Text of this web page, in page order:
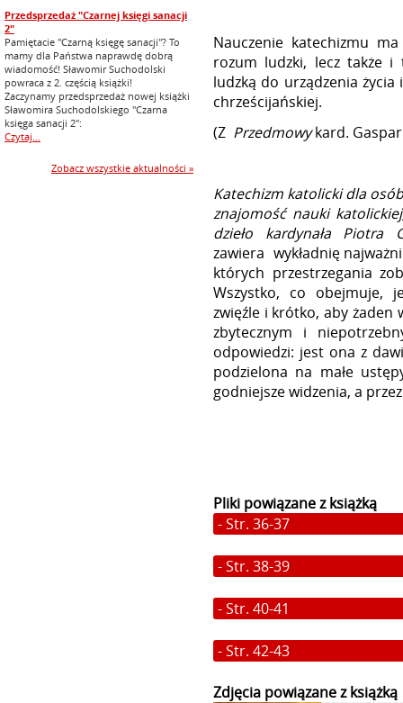
Przedsprzedaż "Czarnej księgi sanacji
2"
Pamiętacie "Czarną księgę sanacji"? To
mamy dla Państwa naprawdę dobrą
wiadomość! Sławomir Suchodolski
powraca z 2. częścią książki!
Zaczynamy przedsprzedaż nowej książki
Sławomira Suchodolskiego "Czarna
księga sanacji 2":
Czytaj...
Zobacz wszystkie aktualności »
Nauczenie katechizmu
rozum ludzki, lecz także i
ludzką do urządzenia
chrześcijańskiej.
(Z Przedmowykard.
Katechizm katolicki dla
znajomość nauki
dzieło kardynała Piotra
zawiera wykładnię
których przestrzegania
Wszystko, co obejmuje,
zwięźle i krótko, aby żaden
zbytecznym i
odpowiedzi: jest ona z
podzielona na małe
godniejsze widzenia, a
Pliki powiązane z książką
-Str. 36-37
-Str. 38-39
-Str. 40-41
-Str. 42-43
Zdjęcia powiązane z książką